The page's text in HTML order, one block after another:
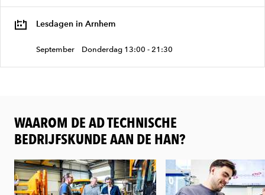
Lesdagen in Arnhem
September Donderdag 13:00 - 21:30
WAAROM DE AD TECHNISCHE
BEDRIJFSKUNDE AAN DE HAN?